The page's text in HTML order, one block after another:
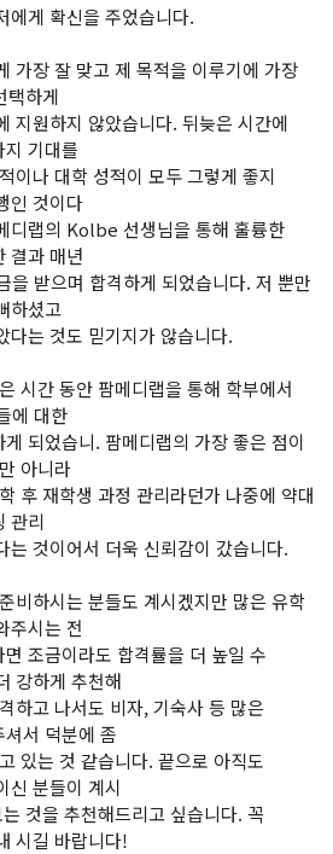
에게 확신을 주었습니다.
가장 잘 맞고 제 목적을 이루기에 가장
택하게
지원하지 않았습니다. 뒤늦은 시간에
기대를
이나 대학 성적이 모두 그렇게 좋지
인 것이다
디랩의 Kolbe 선생님을 통해 훌륭한
결과 매년
을 받으며 합격하게 되었습니다. 저 뿐만
하셨고
다는 것도 믿기지가 않습니다.
시간 동안 팜메디랩을 통해 학부에서
에 대한
되었습니. 팜메디랩의 가장 좋은 점이
아니라
후 재학생 과정 관리라던가 나중에 약대
관리
는 것이어서 더욱 신뢰감이 갔습니다.
비하시는 분들도 계시겠지만 많은 유학
주시는 전
조금이라도 합격률을 더 높일 수
강하게 추천해
하고 나서도 비자, 기숙사 등 많은
서 덕분에 좀
있는 것 같습니다. 끝으로 아직도
신 분들이 계시
것을 추천해드리고 싶습니다. 꼭
시길 바랍니다!